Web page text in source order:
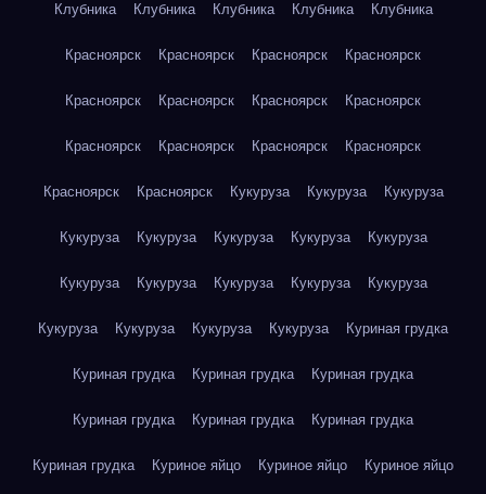
Клубника Клубника Клубника Клубника Клубника
Красноярск Красноярск Красноярск Красноярск
Красноярск Красноярск Красноярск Красноярск
Красноярск Красноярск Красноярск Красноярск
Красноярск Красноярск Кукуруза Кукуруза Кукуруза
Кукуруза Кукуруза Кукуруза Кукуруза Кукуруза
Кукуруза Кукуруза Кукуруза Кукуруза Кукуруза
Кукуруза Кукуруза Кукуруза Кукуруза Куриная грудка
Куриная грудка Куриная грудка Куриная грудка
Куриная грудка Куриная грудка Куриная грудка
Куриная грудка Куриное яйцо Куриное яйцо Куриное яйцо